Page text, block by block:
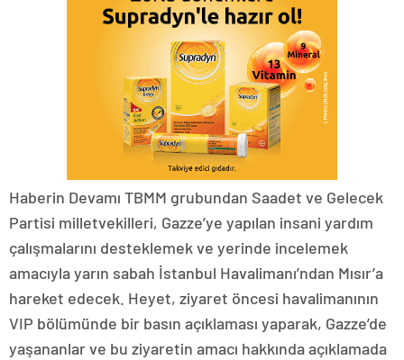
Haberin Devamı TBMM grubundan Saadet ve Gelecek
Partisi milletvekilleri, Gazze’ye yapılan insani yardım
çalışmalarını desteklemek ve yerinde incelemek
amacıyla yarın sabah İstanbul Havalimanı’ndan Mısır’a
hareket edecek. Heyet, ziyaret öncesi havalimanının
VIP bölümünde bir basın açıklaması yaparak, Gazze’de
yaşananlar ve bu ziyaretin amacı hakkında açıklamada